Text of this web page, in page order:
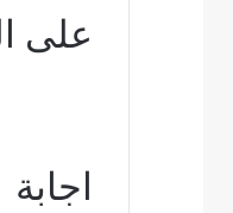
على
اجابة